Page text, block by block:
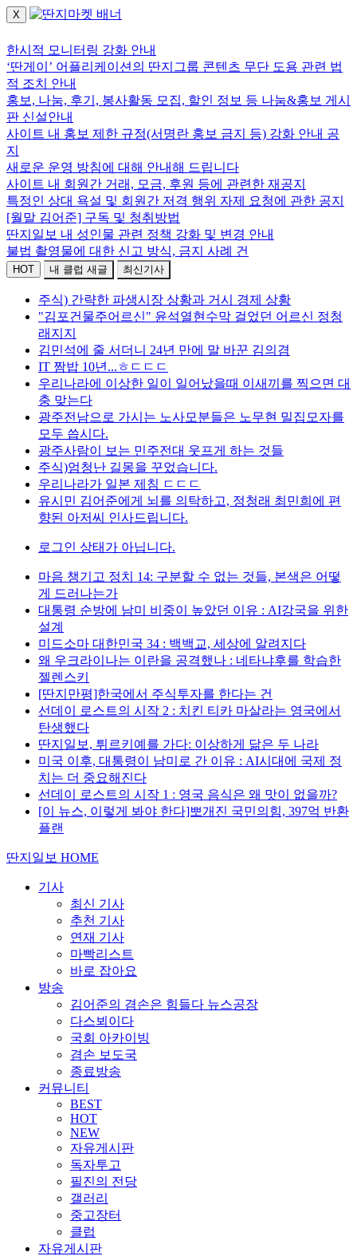
X
한시적 모니터링 강화 안내
‘딴게이’ 어플리케이션의 딴지그룹 콘텐츠 무단 도용 관련 법
적 조치 안내
홍보, 나눔, 후기, 봉사활동 모집, 할인 정보 등 나눔&홍보 게시
판 신설안내
사이트 내 홍보 제한 규정(서명란 홍보 금지 등) 강화 안내 공
지
새로운 운영 방침에 대해 안내해 드립니다
사이트 내 회원간 거래, 모금, 후원 등에 관련한 재공지
특정인 상대 욕설 및 회원간 저격 행위 자제 요청에 관한 공지
[월말 김어준] 구독 및 청취방법
딴지일보 내 성인물 관련 정책 강화 및 변경 안내
불법 촬영물에 대한 신고 방식, 금지 사례 건
HOT 내 클럽 새글 최신기사
주식) 간략한 파생시장 상황과 거시 경제 상황
"김포건물주어르신" 윤석열현수막 걸었던 어르신 정청
래지지
김민석에 줄 서더니 24년 만에 말 바꾼 김의겸
IT 짬밥 10년...ㅎㄷㄷㄷ
우리나라에 이상한 일이 일어났을때 이새끼를 찍으면 대
충 맞는다
광주전남으로 가시는 노사모분들은 노무현 밀집모자를
모두 씁시다.
광주사람이 보는 민주전대 웃프게 하는 것들
주식)엄청난 길몽을 꾸었습니다.
우리나라가 일본 제침 ㄷㄷㄷ
유시민 김어준에게 뇌를 의탁하고, 정청래 최민희에 편
향된 아저씨 인사드립니다.
로그인 상태가 아닙니다.
마음 챙기고 정치 14: 구분할 수 없는 것들, 본색은 어떻
게 드러나는가
대통령 순방에 남미 비중이 높았던 이유 : AI강국을 위한
설계
미드소마 대한민국 34 : 백백교, 세상에 알려지다
왜 우크라이나는 이란을 공격했나 : 네타냐후를 학습한
젤렌스키
[딴지만평]한국에서 주식투자를 한다는 건
선데이 로스트의 시작 2 : 치킨 티카 마살라는 영국에서
탄생했다
딴지일보, 튀르키예를 가다: 이상하게 닮은 두 나라
미국 이후, 대통령이 남미로 간 이유 : AI시대에 국제 정
치는 더 중요해진다
선데이 로스트의 시작 1 : 영국 음식은 왜 맛이 없을까?
[이 뉴스, 이렇게 봐야 한다]뽀개진 국민의힘, 397억 반환
플랜
딴지일보 HOME
기사
최신 기사
추천 기사
연재 기사
마빡리스트
바로 잡아요
방송
김어준의 겸손은 힘들다 뉴스공장
다스뵈이다
국회 아카이빙
겸손 보도국
종료방송
커뮤니티
BEST
HOT
NEW
자유게시판
독자투고
필진의 전당
갤러리
중고장터
클럽
자유게시판